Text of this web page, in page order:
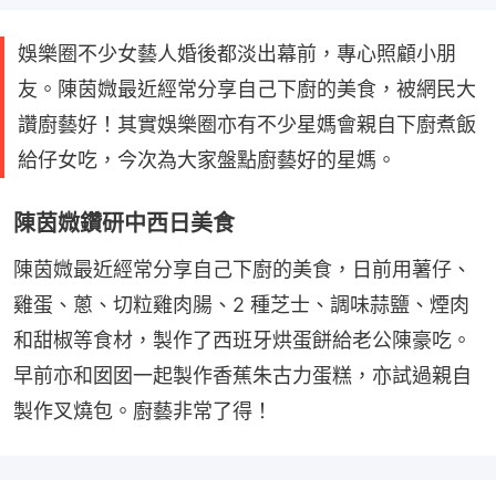
娛樂圈不少女藝人婚後都淡出幕前，專心照顧小朋
友。陳茵媺最近經常分享自己下廚的美食，被網民大
讚廚藝好！其實娛樂圈亦有不少星媽會親自下廚煮飯
給仔女吃，今次為大家盤點廚藝好的星媽。
陳茵媺鑽研中西日美食
陳茵媺最近經常分享自己下廚的美食，日前用薯仔、
雞蛋、蔥、切粒雞肉腸、2 種芝士、調味蒜鹽、煙肉
和甜椒等食材，製作了西班牙烘蛋餅給老公陳豪吃。
早前亦和囡囡一起製作香蕉朱古力蛋糕，亦試過親自
製作叉燒包。廚藝非常了得！